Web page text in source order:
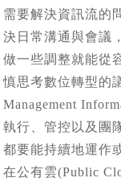
需要解決資訊流的
決日常溝通與會議
做一些調整就能從
慎思考數位轉型的
Management
執行、管控以及團
都要能持續地運作
在公有雲(Public